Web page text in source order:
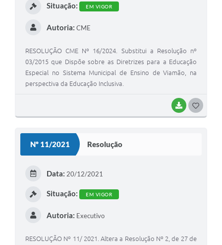
BAIXAR
Situação: EM VIGOR
Autoria: CME
RESOLUÇÃO CME Nº 16/2024. Substitui a Resolução nº
03/2015 que Dispõe sobre as Diretrizes para a Educação
Especial no Sistema Municipal de Ensino de Viamão, na
perspectiva da Educação Inclusiva.
Nº 11/2021 Resolução
Data: 20/12/2021
Situação: EM VIGOR
Autoria: Executivo
RESOLUÇÃO Nº 11/ 2021. Altera a Resolução Nº 2, de 27 de